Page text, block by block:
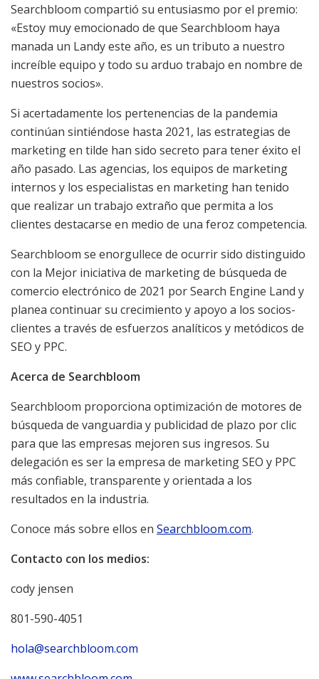
Searchbloom compartió su entusiasmo por el premio:
«Estoy muy emocionado de que Searchbloom haya
manada un Landy este año, es un tributo a nuestro
increíble equipo y todo su arduo trabajo en nombre de
nuestros socios».
Si acertadamente los pertenencias de la pandemia
continúan sintiéndose hasta 2021, las estrategias de
marketing en tilde han sido secreto para tener éxito el
año pasado. Las agencias, los equipos de marketing
internos y los especialistas en marketing han tenido
que realizar un trabajo extraño que permita a los
clientes destacarse en medio de una feroz competencia.
Searchbloom se enorgullece de ocurrir sido distinguido
con la Mejor iniciativa de marketing de búsqueda de
comercio electrónico de 2021 por Search Engine Land y
planea continuar su crecimiento y apoyo a los socios-
clientes a través de esfuerzos analíticos y metódicos de
SEO y PPC.
Acerca de Searchbloom
Searchbloom proporciona optimización de motores de
búsqueda de vanguardia y publicidad de plazo por clic
para que las empresas mejoren sus ingresos. Su
delegación es ser la empresa de marketing SEO y PPC
más confiable, transparente y orientada a los
resultados en la industria.
Conoce más sobre ellos en Searchbloom.com.
Contacto con los medios:
cody jensen
801-590-4051
hola@searchbloom.com